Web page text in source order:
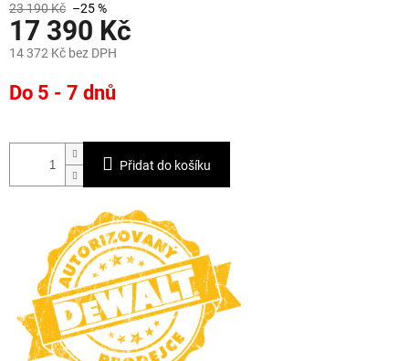
23 190 Kč –25 %
17 390 Kč
14 372 Kč bez DPH
cena:
Do 5 - 7 dnů
Přidat do košíku